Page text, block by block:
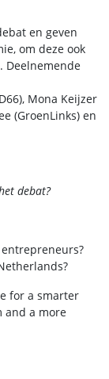
en geven
om deze ook
Deelnemende
Mona Keijzer
(GroenLinks) en
debat?
for a smarter
and a more